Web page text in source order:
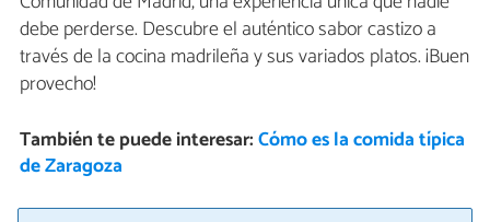
debe perderse. Descubre el auténtico sabor castizo a
través de la cocina madrileña y sus variados platos. ¡Buen
provecho!
También te puede interesar:Cómo es la comida típica
de Zaragoza